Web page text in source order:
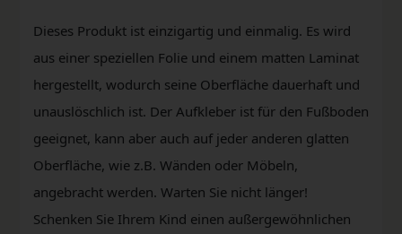
Dieses Produkt ist einzigartig und einmalig. Es wird
aus einer speziellen Folie und einem matten Laminat
hergestellt, wodurch seine Oberfläche dauerhaft und
unauslöschlich ist. Der Aufkleber ist für den Fußboden
geeignet, kann aber auch auf jeder anderen glatten
Oberfläche, wie z.B. Wänden oder Möbeln,
angebracht werden. Warten Sie nicht länger!
Schenken Sie Ihrem Kind einen außergewöhnlichen